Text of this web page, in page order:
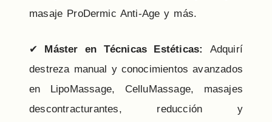
masaje ProDermic Anti-Age y más.
✔ Máster en Técnicas Estéticas: Adquirí
destreza manual y conocimientos avanzados
en LipoMassage, CelluMassage, masajes
descontracturantes, reducción y